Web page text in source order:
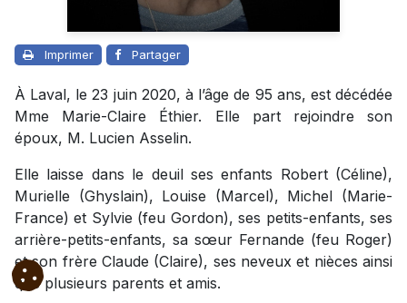
Imprimer Partager
À Laval, le 23 juin 2020, à l’âge de 95 ans, est décédée
Mme Marie-Claire Éthier. Elle part rejoindre son
époux, M. Lucien Asselin.
Elle laisse dans le deuil ses enfants Robert (Céline),
Murielle (Ghyslain), Louise (Marcel), Michel (Marie-
France) et Sylvie (feu Gordon), ses petits-enfants, ses
arrière-petits-enfants, sa sœur Fernande (feu Roger)
et son frère Claude (Claire), ses neveux et nièces ainsi
que plusieurs parents et amis.